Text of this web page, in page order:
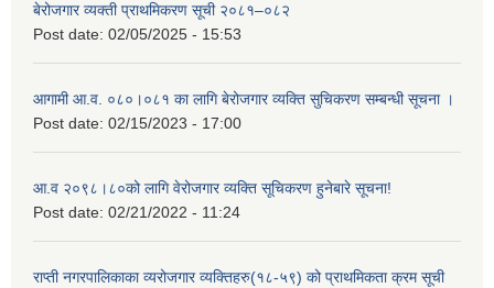
बेरोजगार व्यक्ती प्राथमिकरण सूची २०८१–०८२
Post date: 02/05/2025 - 15:53
आगामी आ.व. ०८०।०८१ का लागि बेरोजगार व्यक्ति सुचिकरण सम्बन्धी सूचना ।
Post date: 02/15/2023 - 17:00
आ.व २०९८।८०को लागि वेरोजगार व्यक्ति सूचिकरण हुनेबारे सूचना!
Post date: 02/21/2022 - 11:24
राप्ती नगरपालिकाका व्यरोजगार व्यक्तिहरु(१८-५९) को प्राथमिकता क्रम सूची